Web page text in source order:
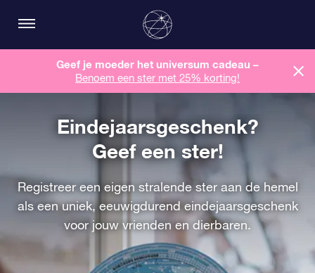
Geef je moeder het universum cadeau –
Benoem een ​​ster met 25% korting!
Eindejaarsgeschenk?
Geef een ster!
Registreer een eigen stralende ster aan de hemel
als een uniek, eeuwigdurend eindejaarsgeschenk
voor jouw vrienden en dierbaren.